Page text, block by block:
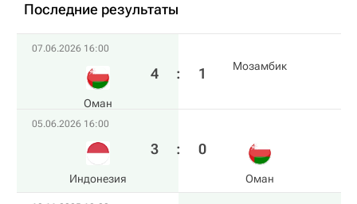
Последние результаты
07.06.2026 16:00
Оман
4 : 1 Мозамбик
05.06.2026 16:00
Индонезия
3 : 0
Оман